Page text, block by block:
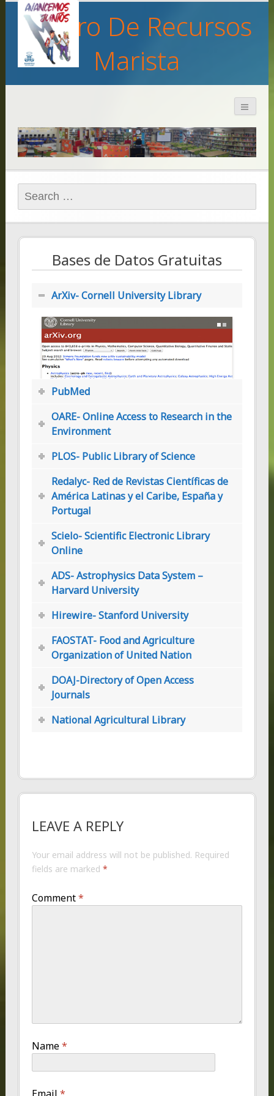
Centro De Recursos
Marista
Search
for:
Bases de Datos Gratuitas
ArXiv- Cornell University Library
Ver Página Web
PubMed
OARE- Online Access to Research in the
Environment
PLOS- Public Library of Science
Redalyc- Red de Revistas Científicas de
América Latinas y el Caribe, España y
Portugal
Scielo- Scientific Electronic Library
Online
ADS- Astrophysics Data System –
Harvard University
Hirewire- Stanford University
FAOSTAT- Food and Agriculture
Organization of United Nation
DOAJ-Directory of Open Access
Journals
National Agricultural Library
LEAVE A REPLY
Your email address will not be published. Required
fields are marked *
Comment*
Name*
Email *